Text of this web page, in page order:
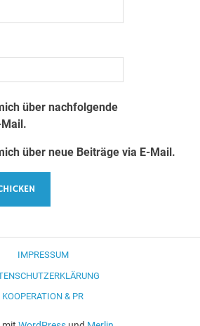
über nachfolgende
über neue Beiträge via E-Mail.
IMPRESSUM
KOOPERATION & PR